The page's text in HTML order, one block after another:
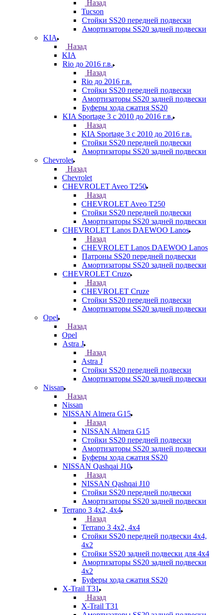
Назад
Tucson
Стойки SS20 передней подвески
Амортизаторы SS20 задней подвески
KIA
Назад
KIA
Rio до 2016 г.в.
Назад
Rio до 2016 г.в.
Стойки SS20 передней подвески
Амортизаторы SS20 задней подвески
Буферы хода сжатия SS20
KIA Sportage 3 с 2010 до 2016 г.в.
Назад
KIA Sportage 3 с 2010 до 2016 г.в.
Стойки SS20 передней подвески
Амортизаторы SS20 задней подвески
Chevrolet
Назад
Chevrolet
CHEVROLET Aveo T250
Назад
CHEVROLET Aveo T250
Стойки SS20 передней подвески
Амортизаторы SS20 задней подвески
CHEVROLET Lanos DAEWOO Lanos
Назад
CHEVROLET Lanos DAEWOO Lanos
Патроны SS20 передней подвески
Амортизаторы SS20 задней подвески
CHEVROLET Cruze
Назад
CHEVROLET Cruze
Стойки SS20 передней подвески
Амортизаторы SS20 задней подвески
Opel
Назад
Opel
Astra J
Назад
Astra J
Стойки SS20 передней подвески
Амортизаторы SS20 задней подвески
Nissan
Назад
Nissan
NISSAN Almera G15
Назад
NISSAN Almera G15
Стойки SS20 передней подвески
Амортизаторы SS20 задней подвески
Буферы хода сжатия SS20
NISSAN Qashqai J10
Назад
NISSAN Qashqai J10
Стойки SS20 передней подвески
Амортизаторы SS20 задней подвески
Terrano 3 4х2, 4х4
Назад
Terrano 3 4х2, 4х4
Стойки SS20 передней подвески 4х4,
4x2
Стойки SS20 задней подвески для 4х4
Амортизаторы SS20 задней подвески
4х2
Буферы хода сжатия SS20
X-Trail T31
Назад
X-Trail T31